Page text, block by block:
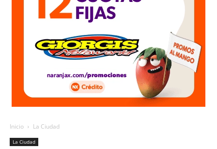
Inicio La Ciudad
La Ciudad